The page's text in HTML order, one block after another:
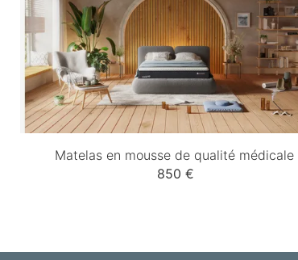
Matelas en mousse de qualité médicale
850 €